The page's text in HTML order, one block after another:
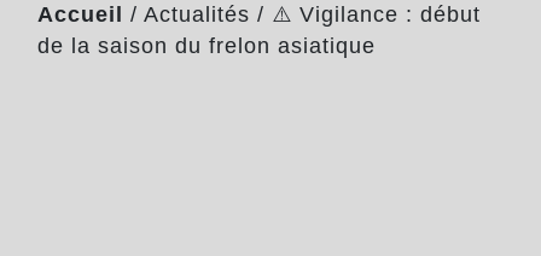
Accueil / Actualités / ⚠️ Vigilance : début
de la saison du frelon asiatique